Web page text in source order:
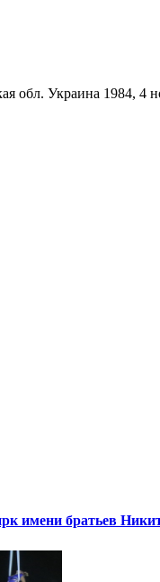
обл. Украина 1984, 4
имени братьев